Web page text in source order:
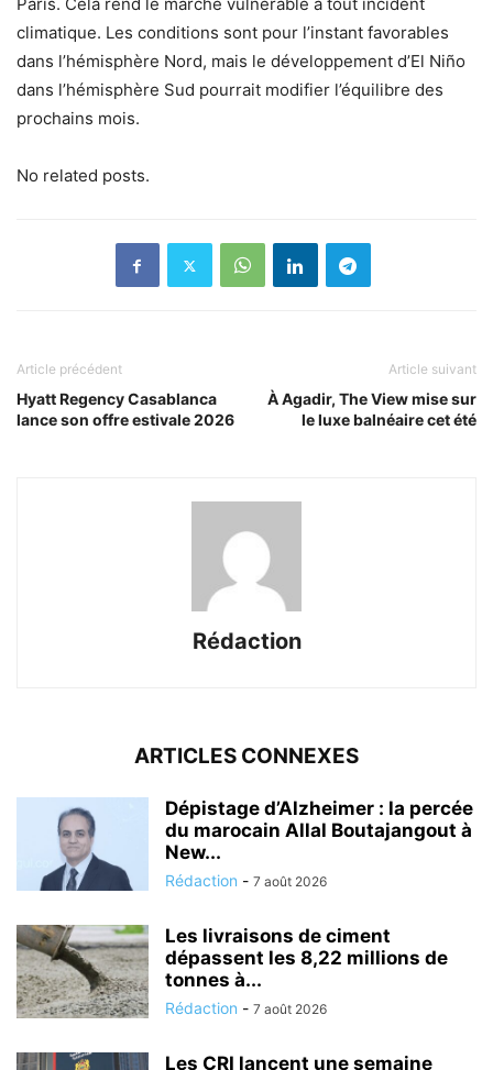
climatique. Les conditions sont pour l’instant favorables
dans l’hémisphère Nord, mais le développement d’El Niño
dans l’hémisphère Sud pourrait modifier l’équilibre des
prochains mois.
No related posts.
Article précédent
Hyatt Regency Casablanca
lance son offre estivale 2026
Article suivant
À Agadir, The View mise sur
le luxe balnéaire cet été
Rédaction
ARTICLES CONNEXES
Dépistage d’Alzheimer : la percée
du marocain Allal Boutajangout à
New...
Rédaction - 7 août 2026
Les livraisons de ciment
dépassent les 8,22 millions de
tonnes à...
Rédaction - 7 août 2026
Les CRI lancent une semaine